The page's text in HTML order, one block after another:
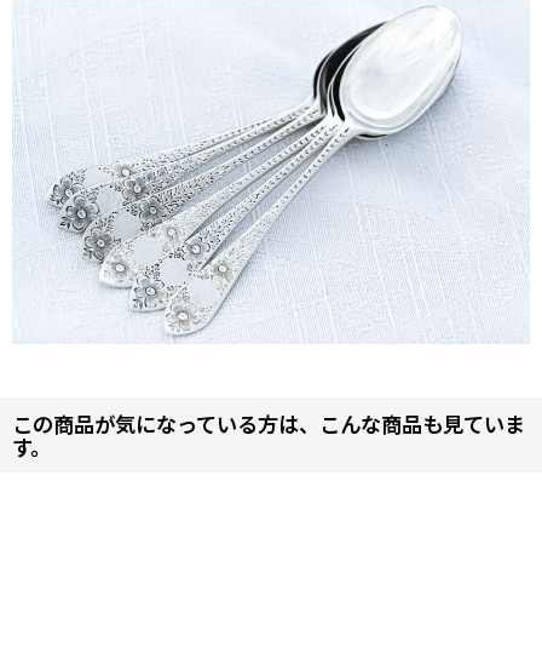
この商品が気になっている方は、こんな商品も見ていま
す。